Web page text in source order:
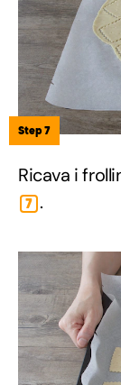
Step 7
Ricava i
7 .